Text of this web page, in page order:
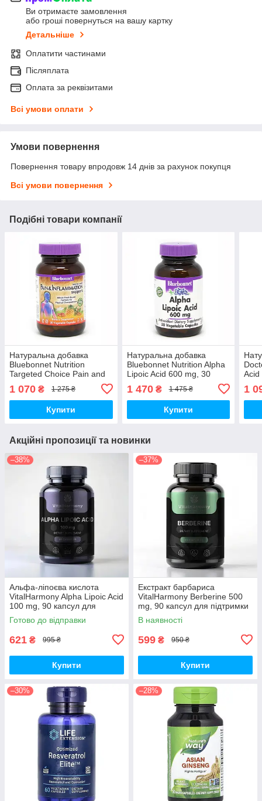
Ви отримаєте замовлення
або гроші повернуться на вашу картку
Детальніше
Оплатити частинами
Післяплата
Оплата за реквізитами
Всі умови оплати
Умови повернення
Повернення товару впродовж 14 днів за рахунок покупця
Всі умови повернення
Подібні товари компанії
Натуральна добавка
Bluebonnet Nutrition
Targeted Choice Pain and
Inflammation Support, 30
вегакапсул
1 070 ₴ 1 275 ₴
Купити
Натуральна добавка
Bluebonnet Nutrition Alpha
Lipoic Acid 600 mg, 30
1 470₴ 1 475 ₴
Купити
Acid
1
Акційні пропозиції та новинки
–38%
Альфа-ліпоєва кислота
VitalHarmony Alpha Lipoic Acid
100 mg, 90 капсул для
антиоксидантного захисту
Готово до відправки
621 ₴ 995 ₴
Купити
–37%
Екстракт барбариса
VitalHarmony Berberine 500
mg, 90 капсул для підтримки
рівня цукру в крові
В наявності
599 ₴ 950 ₴
Купити
–30% –28%